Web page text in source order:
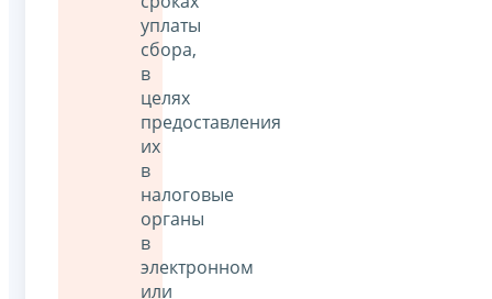
уплаты
сбора,
в
целях
предоставления
их
в
налоговые
органы
в
электронном
или